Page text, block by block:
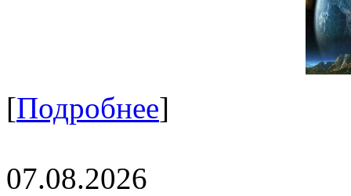
[Подробнее]
07.08.2026